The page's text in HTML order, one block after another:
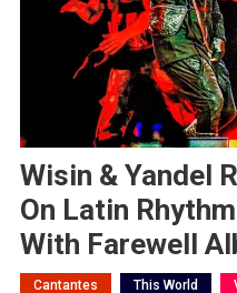
Wisin & Yandel
On Latin
With Farewell
Cantantes This World